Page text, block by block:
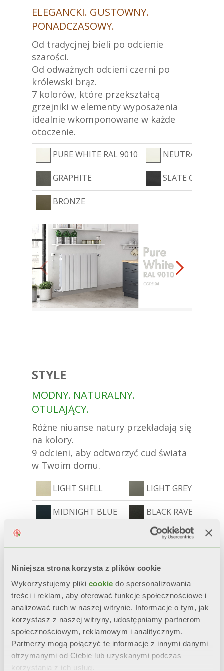
Niniejsza strona korzysta z plików cookie
Wykorzystujemy pliki cookie do spersonalizowania
treści i reklam, aby oferować funkcje społecznościowe i
analizować ruch w naszej witrynie. Informacje o tym, jak
korzystasz z naszej witryny, udostępniamy partnerom
społecznościowym, reklamowym i analitycznym.
Partnerzy mogą połączyć te informacje z innymi danymi
otrzymanymi od Ciebie lub uzyskanymi podczas
korzystania z ich usług.
ELEGANCKI. GUSTOWNY.
PONADCZASOWY.
Od tradycjnej bieli po odcienie
szarości.
Od odważnych odcieni czerni po
królewski brąz.
7 kolorów, które przekształcą
grzejniki w elementy wyposażenia
idealnie wkomponowane w każde
otoczenie.
PURE WHITE RAL 9010 NEUTRAL
GRAPHITE SLATE GREY
BRONZE
STYLE
MODNY. NATURALNY.
OTULAJĄCY.
Różne niuanse natury przekładają się
na kolory.
9 odcieni, aby odtworzyć cud świata
w Twoim domu.
LIGHT SHELL LIGHT GREY
MIDNIGHT BLUE BLACK RAVEN
FOREST GREEN